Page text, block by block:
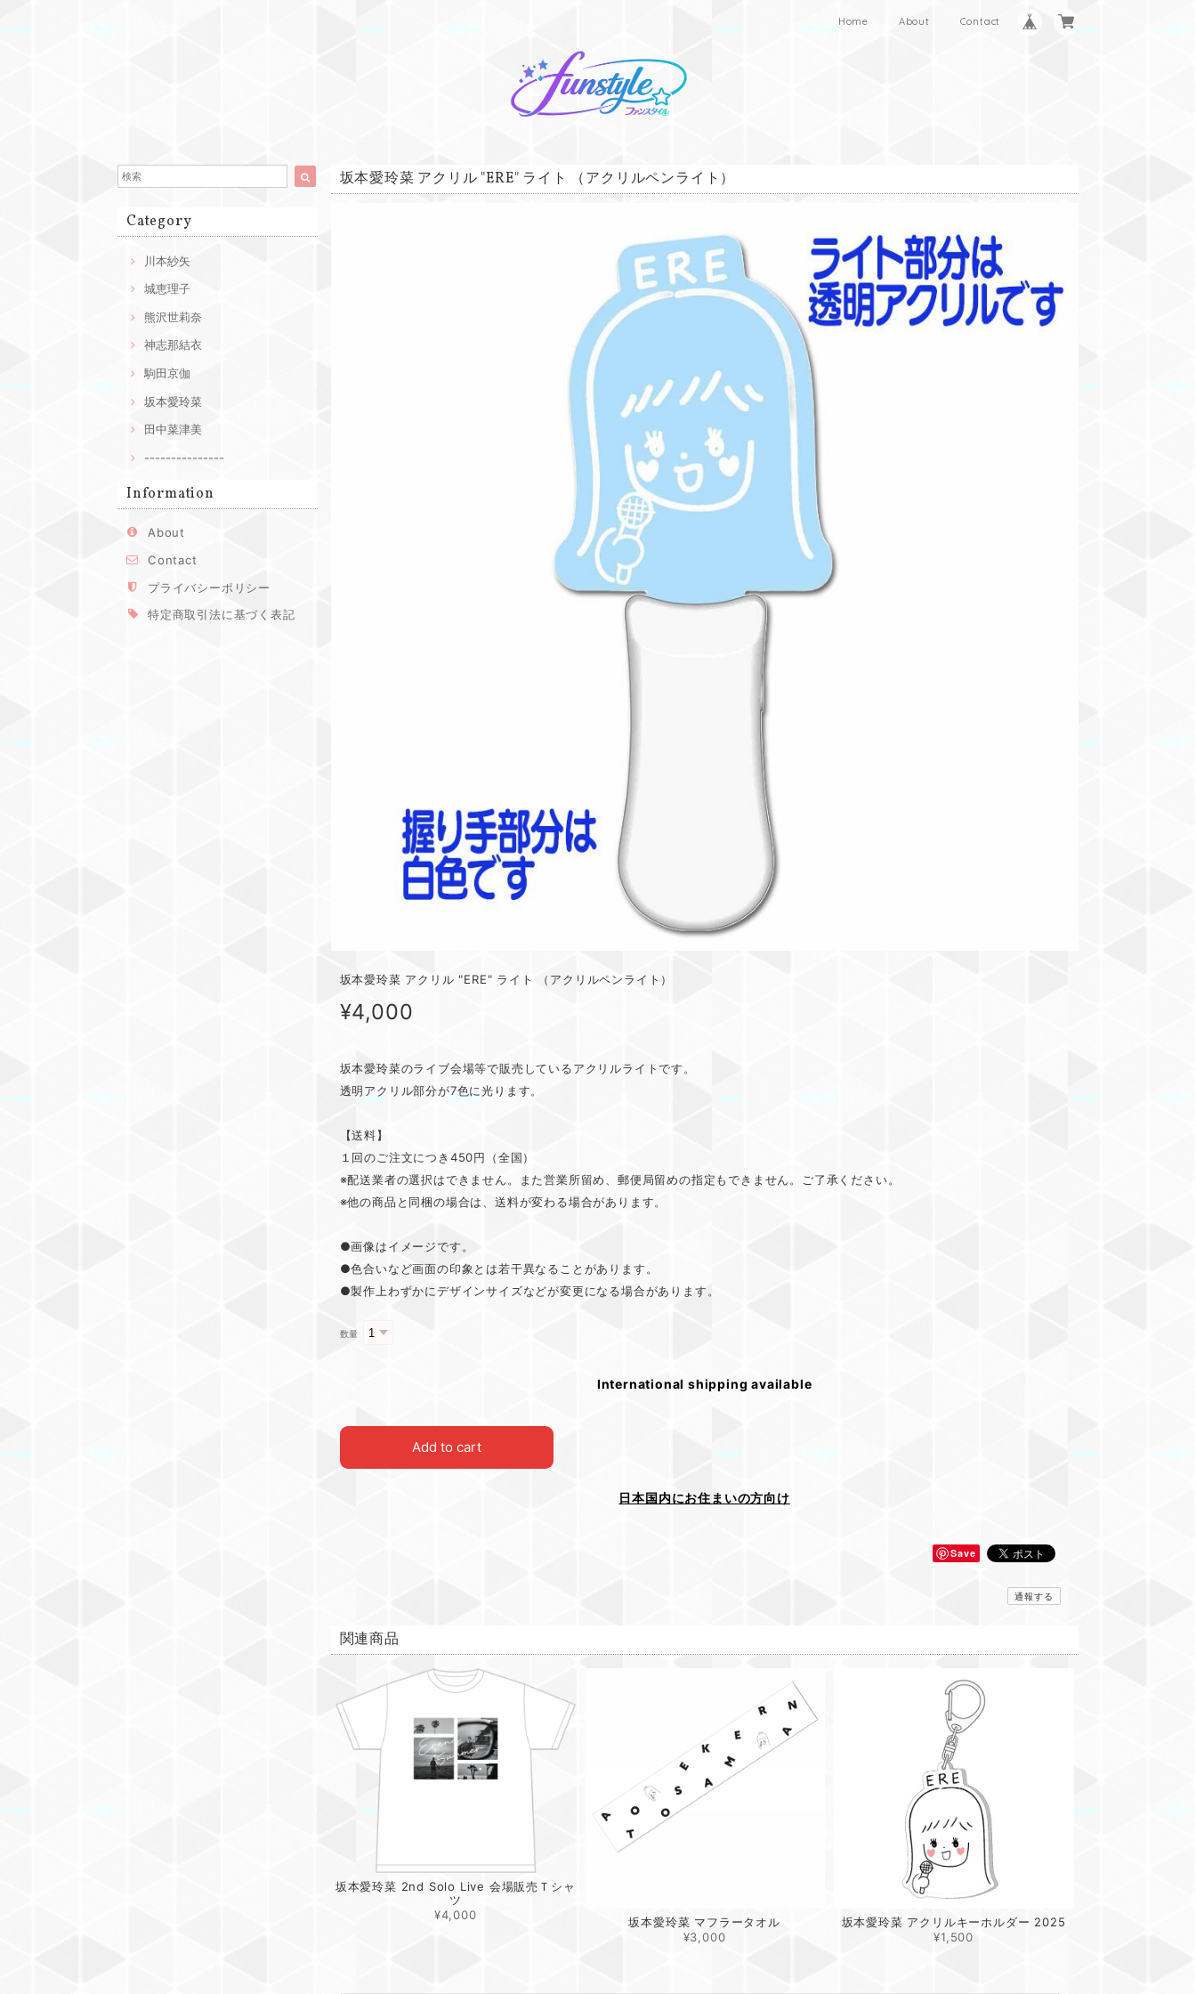
Home About Contact
Category
川本紗矢
城恵理子
熊沢世莉奈
神志那結衣
駒田京伽
坂本愛玲菜
田中菜津美
---------------
Information
About
Contact
プライバシーポリシー
特定商取引法に基づく表記
坂本愛玲菜 アクリル "ERE" ライト （アクリルペンライト）
坂本愛玲菜 アクリル "ERE" ライト （アクリルペンライト）
¥4,000
坂本愛玲菜のライブ会場等で販売しているアクリルライトです。
透明アクリル部分が7色に光ります。
【送料】
１回のご注文につき450円（全国）
※配送業者の選択はできません。また営業所留め、郵便局留めの指定もできません。ご了承ください。
※他の商品と同梱の場合は、送料が変わる場合があります。
●画像はイメージです。
●色合いなど画面の印象とは若干異なることがあります。
●製作上わずかにデザインサイズなどが変更になる場合があります。
数量
International shipping available
Add to cart
日本国内にお住まいの方向け
Save
通報する
関連商品
坂本愛玲菜 2nd Solo Live 会場販売Ｔシャ
ツ
¥4,000
坂本愛玲菜 マフラータオル
¥3,000
坂本愛玲菜 アクリルキーホルダー 2025
¥1,500